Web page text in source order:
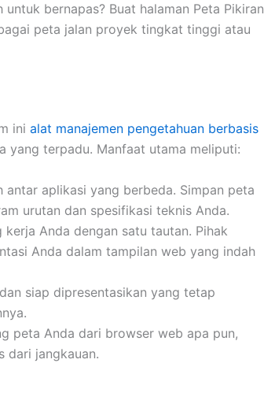
untuk bernapas? Buat halaman Peta Pikiran
peta jalan proyek tingkat tinggi atau
ini alat manajemen pengetahuan berbasis
yang terpadu. Manfaat utama meliputi:
antar aplikasi yang berbeda. Simpan peta
urutan dan spesifikasi teknis Anda.
kerja Anda dengan satu tautan. Pihak
Anda dalam tampilan web yang indah
siap dipresentasikan yang tetap
peta Anda dari browser web apa pun,
dari jangkauan.